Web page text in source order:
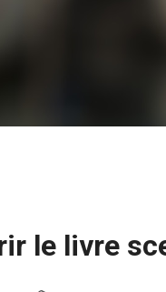
le livre